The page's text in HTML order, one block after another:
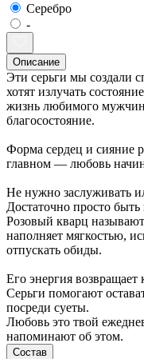
Серебро
-
Описание
Эти серьги мы создали
хотят излучать
жизнь любимого
благосостояние.
Форма сердец и сияние
главном — любовь
Не нужно заслуживать
Достаточно просто быть
Розовый кварц
наполняет мягкостью,
отпускать обиды.
Его энергия
Серьги помогают
посреди суеты.
Любовь это твой
напоминают об этом.
Состав